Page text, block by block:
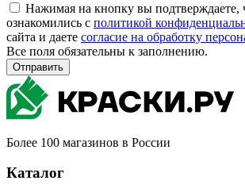
Нажимая на кнопку вы подтверждаете,
ознакомились с политикой
сайта и даете согласие на обработку
Все поля обязательны к заполнению.
Отправить
Более 100 магазинов в России
Каталог